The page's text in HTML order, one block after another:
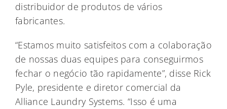
distribuidor de produtos de vários
fabricantes.
“Estamos muito satisfeitos com a colaboração
de nossas duas equipes para conseguirmos
fechar o negócio tão rapidamente”, disse Rick
Pyle, presidente e diretor comercial da
Alliance Laundry Systems. “Isso é uma